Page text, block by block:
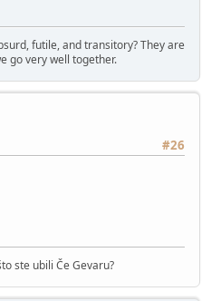
futile, and transitory? They are
go very well together.
#26
ste ubili Če Gevaru?